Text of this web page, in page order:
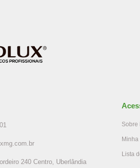
240 Centro, Uberlândia
Sobre
Minha
Lista